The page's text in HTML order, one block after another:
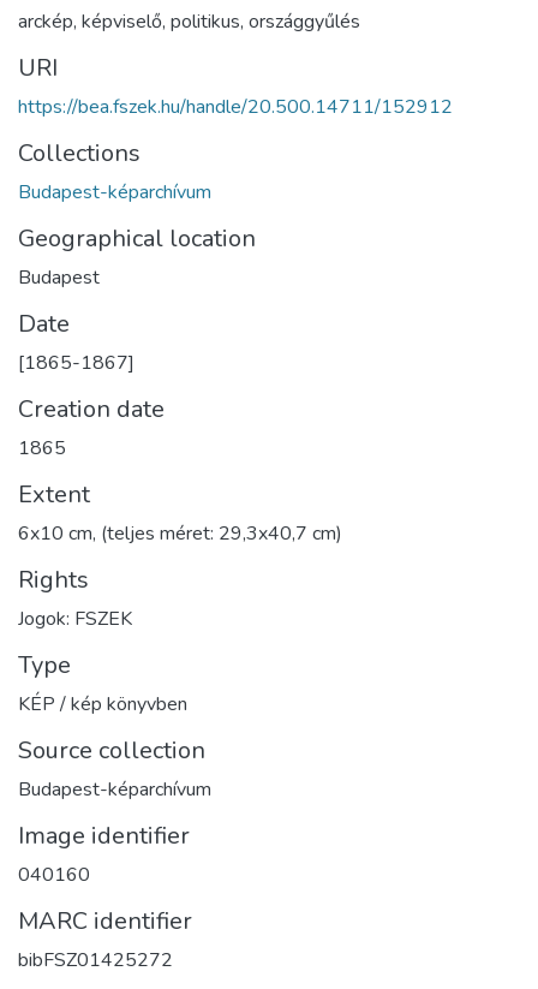
arckép, képviselő, politikus, országgyűlés
URI
https://bea.fszek.hu/handle/20.500.14711/152912
Collections
Budapest-képarchívum
Geographical location
Budapest
Date
[1865-1867]
Creation date
1865
Extent
6x10 cm, (teljes méret: 29,3x40,7 cm)
Rights
Jogok: FSZEK
Type
KÉP / kép könyvben
Source collection
Budapest-képarchívum
Image identifier
040160
MARC identifier
bibFSZ01425272